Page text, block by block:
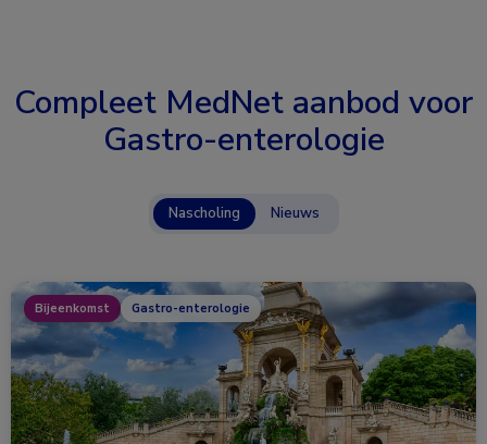
Compleet MedNet aanbod voor
Gastro-enterologie
Nascholing Nieuws
Bijeenkomst Gastro-enterologie